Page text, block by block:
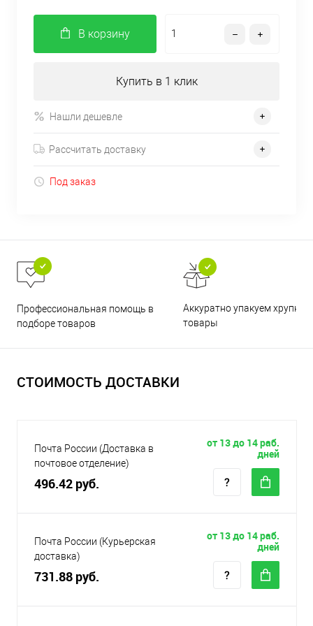
В корзину
Купить в 1 клик
Нашли дешевле
Рассчитать доставку
Под заказ
Профессиональная помощь в
подборе товаров
Аккуратно упакуем хрупкие
товары
СТОИМОСТЬ ДОСТАВКИ
Почта России (Доставка в
почтовое отделение)
496.42 руб.
от 13 до 14 раб.
дней
Почта России (Курьерская
доставка)
731.88 руб.
от 13 до 14 раб.
дней